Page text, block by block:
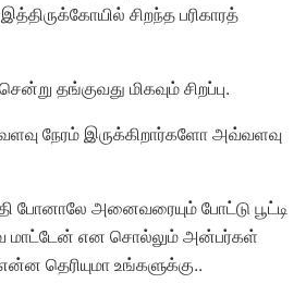
சிறந்த பரிகாரத்
தங்குவது மிகவும் சிறப்பு.
நேரம் இருக்கிறார்களோ அவ்வளவு
போனாலே அனைவரையும் போட்டு பூட்டி
மாட்டேன் என சொல்லும் அன்பர்கள்
தெரியுமா உங்களுக்கு..